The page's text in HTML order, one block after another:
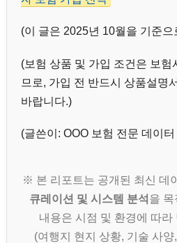
(이 글은 2025년 10월을 기준
(보험 상품 및 가입 조건은 보험
므로, 가입 전 반드시 상품설명
바랍니다.)
(글쓴이: OOO 보험 전문 데이
※ 본 리포트는 공개된 최신 데
큐레이션 및 시스템 분석 을 목
내용은 시점 및 환경에 따라
(여행지 현지 상황, 기술 사